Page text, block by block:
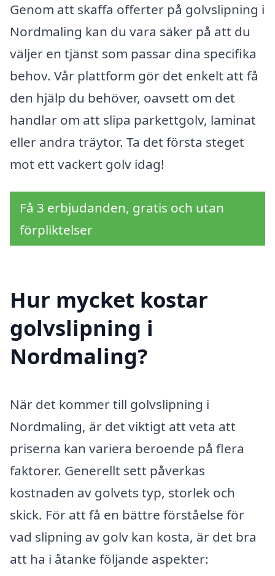
Genom att skaffa offerter på golvslipning i
Nordmaling kan du vara säker på att du
väljer en tjänst som passar dina specifika
behov. Vår plattform gör det enkelt att få
den hjälp du behöver, oavsett om det
handlar om att slipa parkettgolv, laminat
eller andra träytor. Ta det första steget
mot ett vackert golv idag!
Få 3 erbjudanden, gratis och utan
förpliktelser
Hur mycket kostar
golvslipning i
Nordmaling?
När det kommer till golvslipning i
Nordmaling, är det viktigt att veta att
priserna kan variera beroende på flera
faktorer. Generellt sett påverkas
kostnaden av golvets typ, storlek och
skick. För att få en bättre förståelse för
vad slipning av golv kan kosta, är det bra
att ha i åtanke följande aspekter: